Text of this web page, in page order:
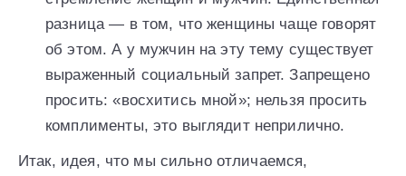
разница — в том, что женщины чаще говорят
об этом. А у мужчин на эту тему существует
выраженный социальный запрет. Запрещено
просить: «восхитись мной»; нельзя просить
комплименты, это выглядит неприлично.
Итак, идея, что мы сильно отличаемся,